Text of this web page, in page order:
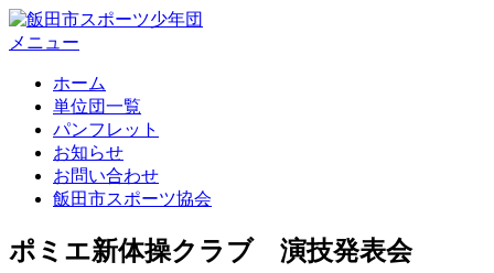
コ
ン
メニュー
ホーム
単位団一覧
パンフレット
お知らせ
お問い合わせ
飯田市スポーツ協会
ポミエ新体操クラブ 演技発表会